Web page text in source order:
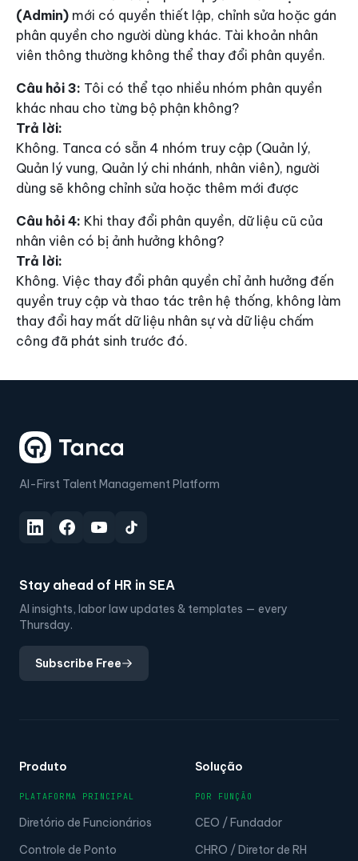
(Admin) mới có quyền thiết lập, chỉnh sửa hoặc gán
phân quyền cho người dùng khác. Tài khoản nhân
viên thông thường không thể thay đổi phân quyền.
Câu hỏi 3: Tôi có thể tạo nhiều nhóm phân quyền
khác nhau cho từng bộ phận không?
Trả lời:
Không. Tanca có sẵn 4 nhóm truy cập (Quản lý,
Quản lý vung, Quản lý chi nhánh, nhân viên), người
dùng sẽ không chỉnh sửa hoặc thêm mới được
Câu hỏi 4: Khi thay đổi phân quyền, dữ liệu cũ của
nhân viên có bị ảnh hưởng không?
Trả lời:
Không. Việc thay đổi phân quyền chỉ ảnh hưởng đến
quyền truy cập và thao tác trên hệ thống, không làm
thay đổi hay mất dữ liệu nhân sự và dữ liệu chấm
công đã phát sinh trước đó.
AI-First Talent Management Platform
Stay ahead of HR in SEA
AI insights, labor law updates & templates — every
Thursday.
Subscribe Free
Produto
PLATAFORMA PRINCIPAL
Diretório de Funcionários
Controle de Ponto
Solução
POR FUNÇÃO
CEO / Fundador
CHRO / Diretor de RH